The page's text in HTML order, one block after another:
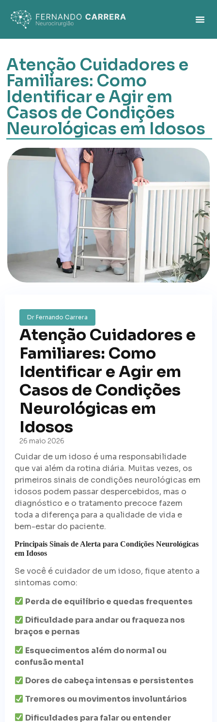
Atenção Cuidadores e
Familiares: Como
Identificar e Agir em
Casos de Condições
Neurológicas em Idosos
Dr Fernando Carrera
Atenção Cuidadores e
Familiares: Como
Identificar e Agir em
Casos de Condições
Neurológicas em
Idosos
26 maio 2026
Cuidar de um idoso é uma responsabilidade
que vai além da rotina diária. Muitas vezes, os
primeiros sinais de condições neurológicas em
idosos podem passar despercebidos, mas o
diagnóstico e o tratamento precoce fazem
toda a diferença para a qualidade de vida e
bem-estar do paciente.
Principais Sinais de Alerta para Condições Neurológicas
em Idosos
Se você é cuidador de um idoso, fique atento a
sintomas como:
Perda de equilíbrio e quedas frequentes
Dificuldade para andar ou fraqueza nos
braços e pernas
Esquecimentos além do normal ou
confusão mental
Dores de cabeça intensas e persistentes
Tremores ou movimentos involuntários
Dificuldades para falar ou entender